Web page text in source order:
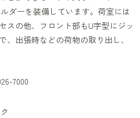
7000
ダーを装備しています。荷室には
スの他、フロント部もU字型にジッ
、出張時などの荷物の取り出し、